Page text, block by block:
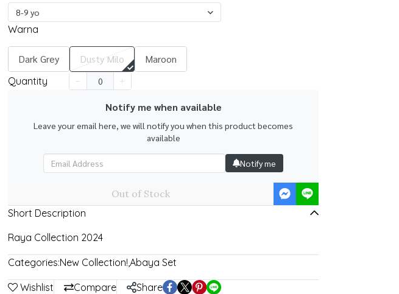
8-9 yo
Warna
Dark Grey Dusty Milo Maroon
Quantity
Notify me when available
Leave your email here, we will notify you when this product becomes
available
Notify me
Out of Stock
Short Description
Raya Collection 2024
Categories:New Collection!,Abaya Set
Wishlist Compare Share